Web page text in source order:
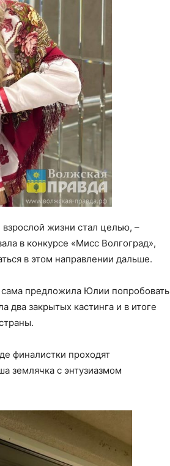
жизни стал целью, –
в конкурсе «Мисс Волгоград»,
в этом направлении дальше.
сама предложила Юлии попробовать
два закрытых кастинга и в итоге
финалистки проходят
землячка с энтузиазмом